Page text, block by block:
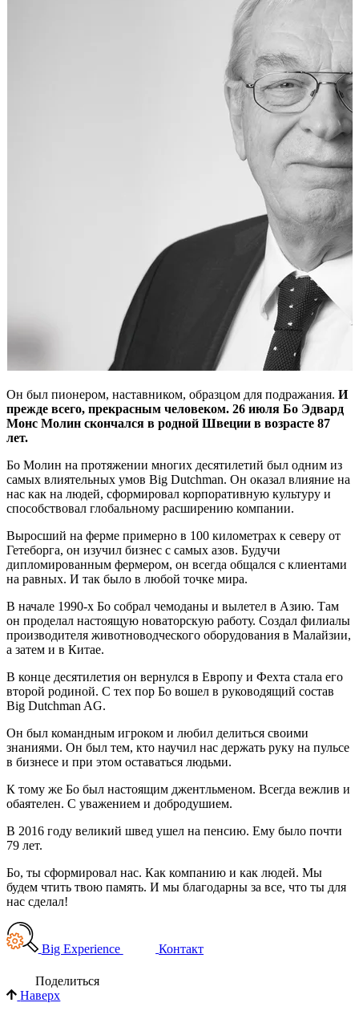
Он был пионером, наставником, образцом для подражания. И
прежде всего, прекрасным человеком. 26 июля Бо Эдвард
Монс Молин скончался в родной Швеции в возрасте 87
лет.
Бо Молин на протяжении многих десятилетий был одним из
самых влиятельных умов Big Dutchman. Он оказал влияние на
нас как на людей, сформировал корпоративную культуру и
способствовал глобальному расширению компании.
Выросший на ферме примерно в 100 километрах к северу от
Гетеборга, он изучил бизнес с самых азов. Будучи
дипломированным фермером, он всегда общался с клиентами
на равных. И так было в любой точке мира.
В начале 1990-х Бо собрал чемоданы и вылетел в Азию. Там
он проделал настоящую новаторскую работу. Создал филиалы
производителя животноводческого оборудования в Малайзии,
а затем и в Китае.
В конце десятилетия он вернулся в Европу и Фехта стала его
второй родиной. С тех пор Бо вошел в руководящий состав
Big Dutchman AG.
Он был командным игроком и любил делиться своими
знаниями. Он был тем, кто научил нас держать руку на пульсе
в бизнесе и при этом оставаться людьми.
К тому же Бо был настоящим джентльменом. Всегда вежлив и
обаятелен. С уважением и добродушием.
В 2016 году великий швед ушел на пенсию. Ему было почти
79 лет.
Бо, ты сформировал нас. Как компанию и как людей. Мы
будем чтить твою память. И мы благодарны за все, что ты для
нас сделал!
Big Experience Контакт
Поделиться
Наверх